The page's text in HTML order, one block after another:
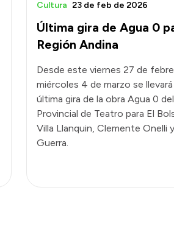
Última gira de Agua 0
Región Andina
Cultura 23 de feb de 2026
Desde este viernes 27 de
miércoles 4 de marzo se
última gira de la obra Agua 0
Provincial de Teatro para El
Villa Llanquin, Clemente Onelli
Guerra.